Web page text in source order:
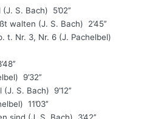
S. Bach) 5’02’’
walten (J. S. Bach) 2’45’’
t. Nr. 3, Nr. 6 (J. Pachelbel)
9’32’’
S. Bach) 9’12’’
11’03’’
sind (J. S. Bach) 3’42’’